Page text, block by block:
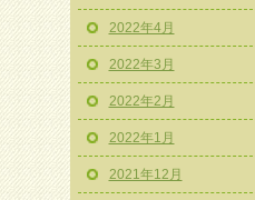
2022年4月
2022年3月
2022年2月
2022年1月
2021年12月